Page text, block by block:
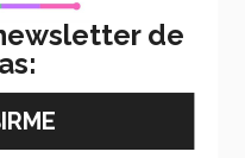
WhatsApp
de